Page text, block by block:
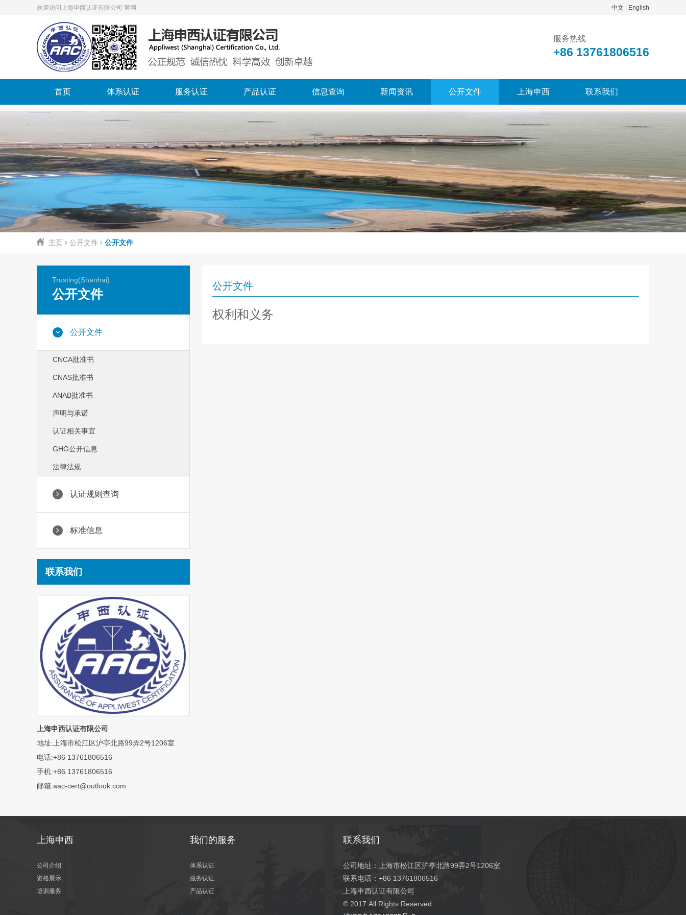
欢迎访问上海申西认证有限公司 官网 中文 English
服务热线
+86 13761806516
首页 体系认证 服务认证 产品认证 信息查询 新闻资讯 公开文件 上海申西 联系我们
主页 公开文件 公开文件
Trusting(Shanhai)
公开文件
公开文件
CNCA批准书
CNAS批准书
ANAB批准书
声明与承诺
认证相关事宜
GHG公开信息
法律法规
认证规则查询
标准信息
联系我们
上海申西认证有限公司
地址:上海市松江区沪亭北路99弄2号1206室
电话:+86 13761806516
手机:+86 13761806516
邮箱:aac-cert@outlook.com
公开文件
权利和义务
上海申西
公司介绍
资格展示
培训服务
我们的服务
体系认证
服务认证
产品认证
联系我们
公司地址：上海市松江区沪亭北路99弄2号1206室
联系电话：+86 13761806516
上海申西认证有限公司
© 2017 All Rights Reserved.